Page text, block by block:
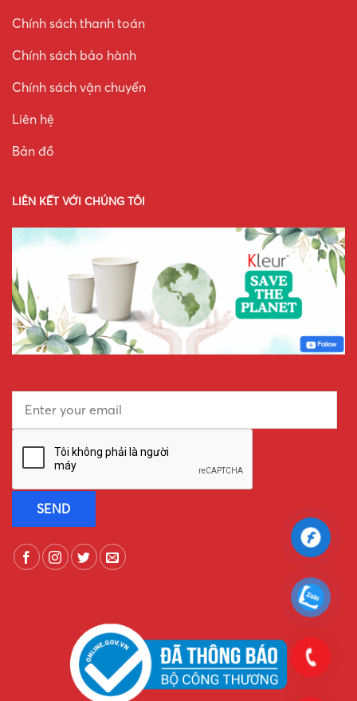
Chính sách thanh toán
Chính sách bảo hành
Chính sách vận chuyển
Liên hệ
Bản đồ
LIÊN KẾT VỚI CHÚNG TÔI